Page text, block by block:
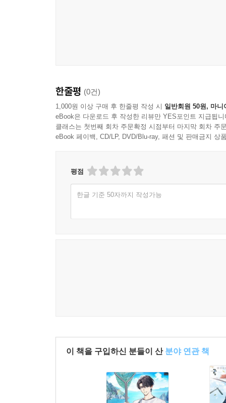
한줄평 (0건)
1,000원 이상 구매 후 한줄평 작성 시 일반회원 50원, 마니
eBook은 다운로드 후 작성한 리뷰만 YES포인트 지급됩니
클래스는 첫번째 회차 주문확정 시점부터 마지막 회차 주
eBook 페이백, CD/LP, DVD/Blu-ray, 패션 및 판매금지 상
평점
한글 기준 50자까지 작성가능
이 책을 구입하신 분들이 산 분야 연관 책